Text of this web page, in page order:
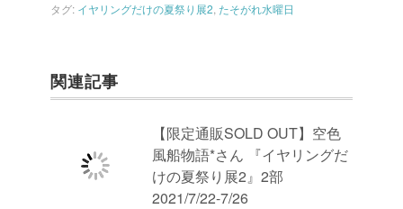
タグ: イヤリングだけの夏祭り展2 たそがれ水曜日
関連記事
【限定通販SOLD OUT】空色
風船物語*さん 『イヤリングだ
けの夏祭り展2』2部
2021/7/22-7/26